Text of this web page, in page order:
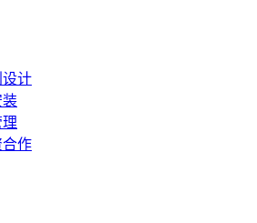
设计
装
合作